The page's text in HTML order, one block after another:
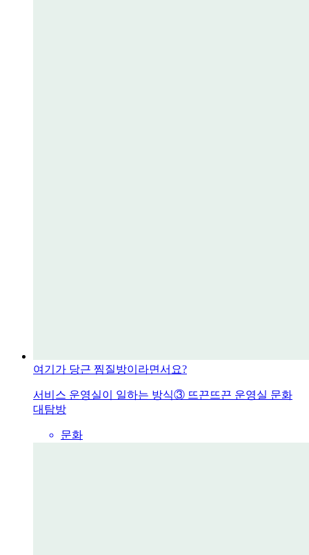
여기가 당근 찜질방이라면서요?
서비스 운영실이 일하는 방식③ 뜨끈뜨끈 운영실 문화
대탐방
문화